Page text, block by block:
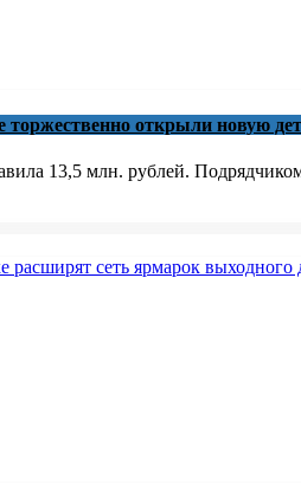
торжественно открыли новую
13,5 млн. рублей.